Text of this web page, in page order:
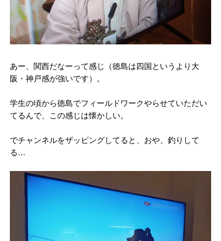
あー、関西だなーって感じ（徳島は四国というより大
阪・神戸感が強いです）。
学生の頃から徳島でフィールドワークやらせていただい
てるんで、この感じは懐かしい。
でチャンネルをザッピングしてると、おや、釣りして
る…